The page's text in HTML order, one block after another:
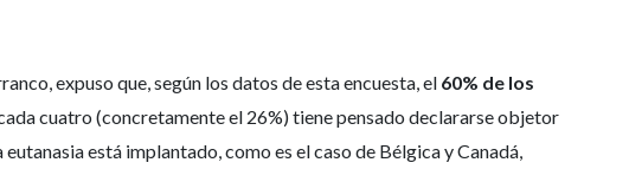
expuso que, según los datos de esta encuesta, el 60% de los
cuatro (concretamente el 26%) tiene pensado declararse objetor
está implantado, como es el caso de Bélgica y Canadá,